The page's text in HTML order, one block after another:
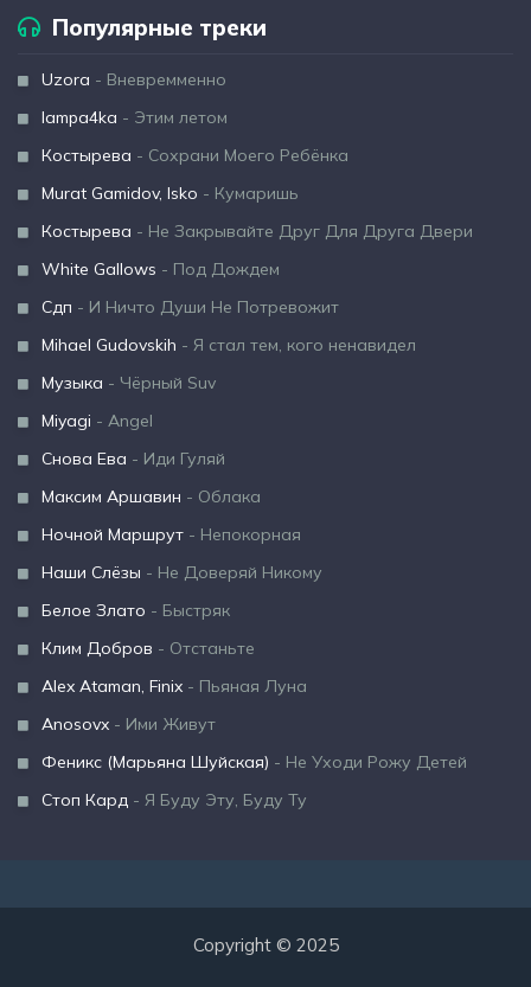
Популярные треки
Uzora - Вневремменно
lampa4ka - Этим летом
Костырева - Сохрани Моего Ребёнка
Murat Gamidov, Isko - Кумаришь
Костырева - Не Закрывайте Друг Для Друга Двери
White Gallows - Под Дождем
Сдп - И Ничто Души Не Потревожит
Mihael Gudovskih - Я стал тем, кого ненавидел
Музыка - Чёрный Suv
Miyagi - Angel
Снова Ева - Иди Гуляй
Максим Аршавин - Облака
Ночной Маршрут - Непокорная
Наши Слёзы - Не Доверяй Никому
Белое Злато - Быстряк
Клим Добров - Отстаньте
Alex Ataman, Finix - Пьяная Луна
Anosovx - Ими Живут
Феникс (Марьяна Шуйская) - Не Уходи Рожу Детей
Стоп Кард - Я Буду Эту, Буду Ту
Copyright © 2025